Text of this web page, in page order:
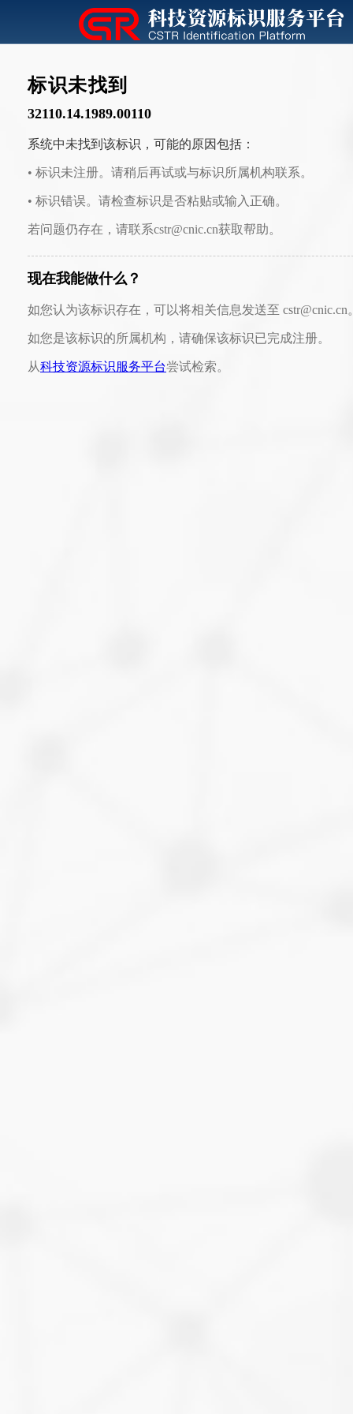
标识未找到
32110.14.1989.00110
系统中未找到该标识，可能的原因包括：
• 标识未注册。请稍后再试或与标识所属机构联系。
• 标识错误。请检查标识是否粘贴或输入正确。
若问题仍存在，请联系cstr@cnic.cn获取帮助。
现在我能做什么？
如您认为该标识存在，可以将相关信息发送至 cstr@cnic.cn
如您是该标识的所属机构，请确保该标识已完成注册。
从科技资源标识服务平台尝试检索。